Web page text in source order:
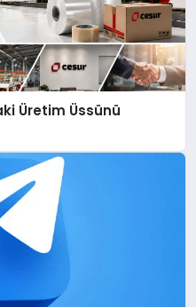
Üretim Üssünü